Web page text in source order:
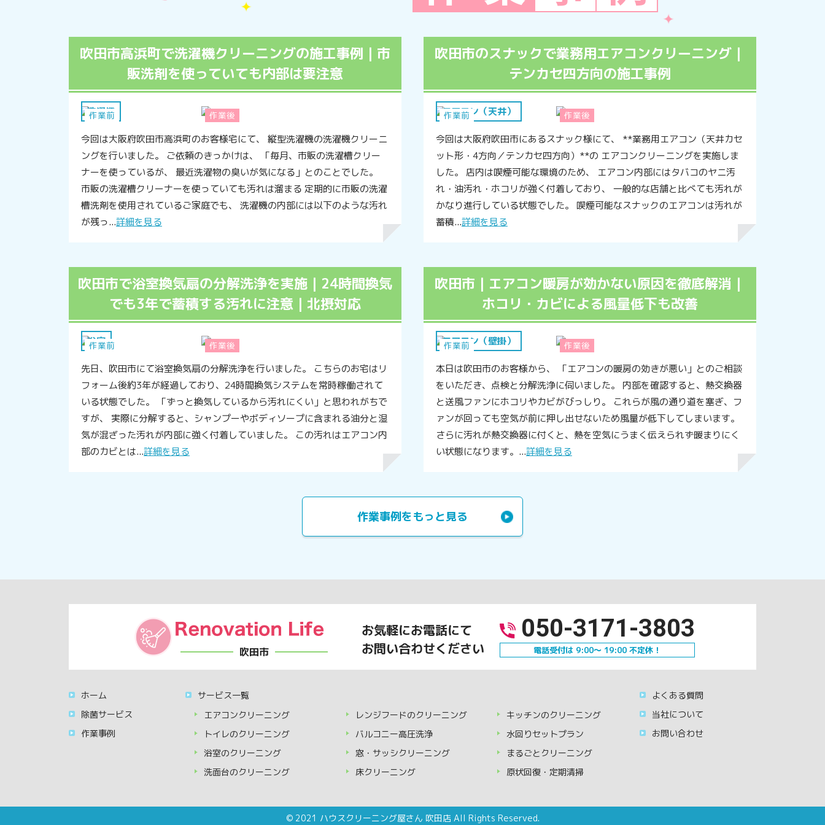
吹田市高浜町で洗濯機クリーニングの施工事例｜市
販洗剤を使っていても内部は要注意
作業前 作業後
洗濯機
今回は大阪府吹田市高浜町のお客様宅にて、 縦型洗濯機の洗濯機クリーニ
ングを行いました。 ご依頼のきっかけは、 「毎月、市販の洗濯槽クリー
ナーを使っているが、 最近洗濯物の臭いが気になる」とのことでした。
市販の洗濯槽クリーナーを使っていても汚れは溜まる 定期的に市販の洗濯
槽洗剤を使用されているご家庭でも、 洗濯機の内部には以下のような汚れ
が残っ...詳細を見る
吹田市のスナックで業務用エアコンクリーニング｜
テンカセ四方向の施工事例
作業前 作業後
エアコン（天井）
今回は大阪府吹田市にあるスナック様にて、 **業務用エアコン（天井カセ
ット形・4方向／テンカセ四方向）**の エアコンクリーニングを実施しま
した。 店内は喫煙可能な環境のため、 エアコン内部にはタバコのヤニ汚
れ・油汚れ・ホコリが強く付着しており、 一般的な店舗と比べても汚れが
かなり進行している状態でした。 喫煙可能なスナックのエアコンは汚れが
蓄積...詳細を見る
吹田市で浴室換気扇の分解洗浄を実施｜24時間換気
でも3年で蓄積する汚れに注意｜北摂対応
作業前 作業後
浴室
先日、吹田市にて浴室換気扇の分解洗浄を行いました。 こちらのお宅はリ
フォーム後約3年が経過しており、24時間換気システムを常時稼働されて
いる状態でした。 「ずっと換気しているから汚れにくい」と思われがちで
すが、 実際に分解すると、シャンプーやボディソープに含まれる油分と湿
気が混ざった汚れが内部に強く付着していました。 この汚れはエアコン内
部のカビとは...詳細を見る
吹田市｜エアコン暖房が効かない原因を徹底解消｜
ホコリ・カビによる風量低下も改善
作業前 作業後
エアコン（壁掛）
本日は吹田市のお客様から、 「エアコンの暖房の効きが悪い」とのご相談
をいただき、点検と分解洗浄に伺いました。 内部を確認すると、熱交換器
と送風ファンにホコリやカビがびっしり。 これらが風の通り道を塞ぎ、フ
ァンが回っても空気が前に押し出せないため風量が低下してしまいます。
さらに汚れが熱交換器に付くと、熱を空気にうまく伝えられず暖まりにく
い状態になります。...詳細を見る
作業事例をもっと見る
吹田市
お気軽にお電話にて
お問い合わせください
050-3171-3803
電話受付は 9:00～ 19:00 不定休！
ホーム
除菌サービス
作業事例
サービス一覧
エアコンクリーニング
トイレのクリーニング
浴室のクリーニング
洗面台のクリーニング
レンジフードのクリーニング
バルコニー高圧洗浄
窓・サッシクリーニング
床クリーニング
キッチンのクリーニング
水回りセットプラン
まるごとクリーニング
原状回復・定期清掃
よくある質問
当社について
お問い合わせ
© 2021 ハウスクリーニング屋さん 吹田店 All Rights Reserved.